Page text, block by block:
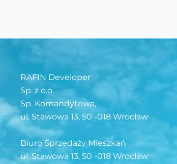
RAFIN Developer
Sp. z o.o.
Sp. Komandytowa,
ul. Stawowa 13, 50 -018 Wrocław
Biuro Sprzedaży Mieszkań
ul. Stawowa 13, 50 -018 Wrocław